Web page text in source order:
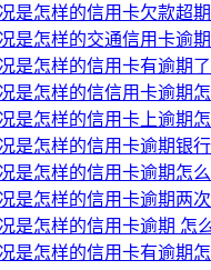
是怎样的信用卡欠款超
是怎样的交通信用卡逾
是怎样的信用卡有逾期
是怎样的信信用卡逾期
是怎样的信用卡上逾期
是怎样的信用卡逾期银
是怎样的信用卡逾期怎
是怎样的信用卡逾期两
是怎样的信用卡逾期 怎
是怎样的信用卡有逾期